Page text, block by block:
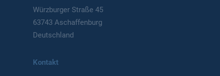
Würzburger Straße 45
63743 Aschaffenburg
Deutschland
Kontakt